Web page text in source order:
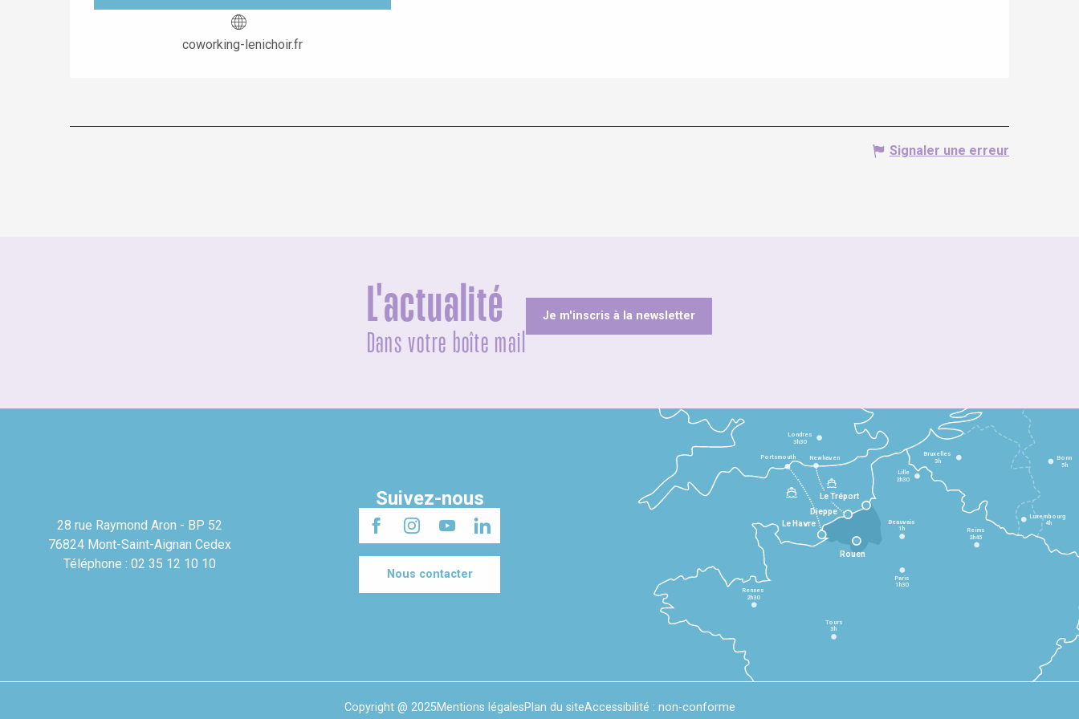
coworking-lenichoir.fr
Signaler une erreur
L'actualité
Dans votre boîte mail
Je m'inscris à la newsletter
28 rue Raymond Aron - BP 52
76824 Mont-Saint-Aignan Cedex
Téléphone : 02 35 12 10 10
Suivez-nous
Nous contacter
Le Havre
Dieppe
Le Tréport
Rennes
2h30
Tours
3h
Paris
1h30
Beauvais
1h Reims
2h45
Lille
2h30
Bruxelles
3h
Londres
3h30
Newhaven
Portsmouth Bonn
5h
Luxembourg
4h
Rouen
Copyright @ 2025Mentions légalesPlan du siteAccessibilité : non-conforme